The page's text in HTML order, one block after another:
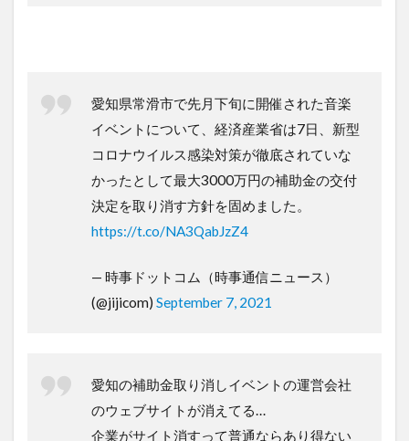
愛知県常滑市で先月下旬に開催された音楽
イベントについて、経済産業省は7日、新型
コロナウイルス感染対策が徹底されていな
かったとして最大3000万円の補助金の交付
決定を取り消す方針を固めました。
https://t.co/NA3QabJzZ4
— 時事ドットコム（時事通信ニュース）
(@jijicom) September 7, 2021
愛知の補助金取り消しイベントの運営会社
のウェブサイトが消えてる…
企業がサイト消すって普通ならあり得ない